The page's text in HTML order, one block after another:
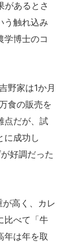
があるとさ
う触れ込み
学博士のコ
野家は1か月
食の販売を
点だが、試
に成功し
好調だった
高く、カレ
比べて「牛
年は年を取